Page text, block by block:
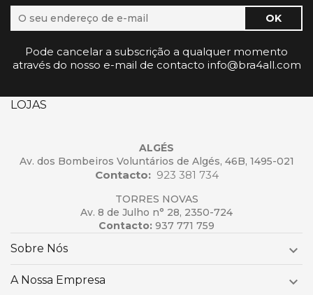
Pode cancelar a subscrição a qualquer momento
através do nosso e-mail de contacto info@bra4all.com
LOJAS
ALGÉS
Av. dos Bombeiros Voluntários de Algés, 46B, 1495-021
Contacto: 923 381 734
TORRES NOVAS
Av. 8 de Julho n° 28, 2350-724
Contacto: 937 771 759
Sobre Nós 
A Nossa Empresa 